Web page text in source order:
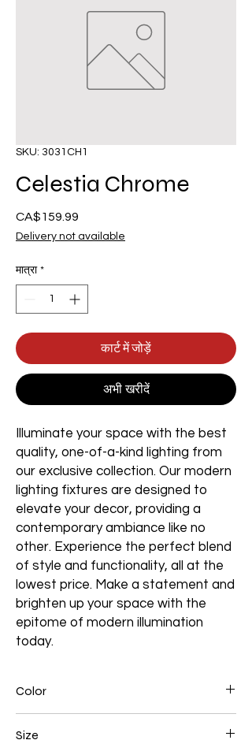
SKU: 3031CH1
Celestia Chrome
CA$159.99
Delivery not available
मात्रा *
कार्ट में जोड़ें
अभी खरीदें
Illuminate your space with the best
quality, one-of-a-kind lighting from
our exclusive collection. Our modern
lighting fixtures are designed to
elevate your decor, providing a
contemporary ambiance like no
other. Experience the perfect blend
of style and functionality, all at the
lowest price. Make a statement and
brighten up your space with the
epitome of modern illumination
today.
Color
Size